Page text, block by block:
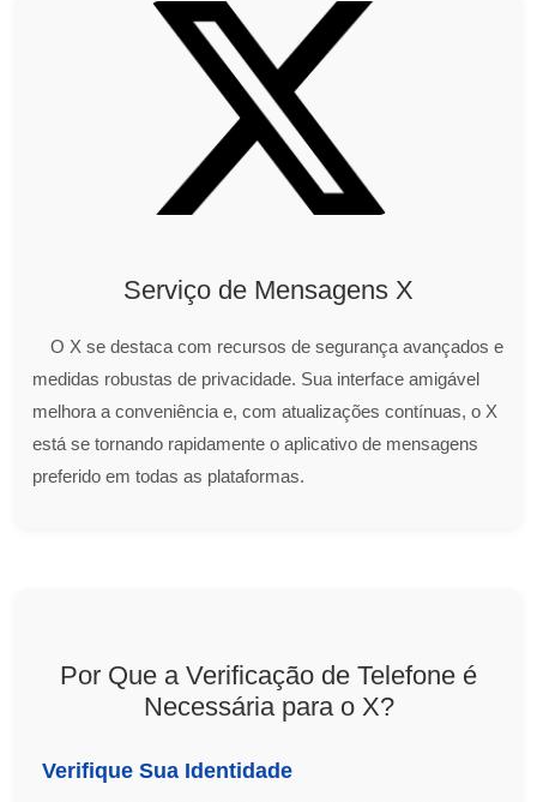
Serviço de Mensagens X
O X se destaca com recursos de segurança avançados e
medidas robustas de privacidade. Sua interface amigável
melhora a conveniência e, com atualizações contínuas, o X
está se tornando rapidamente o aplicativo de mensagens
preferido em todas as plataformas.
Por Que a Verificação de Telefone é
Necessária para o X?
Verifique Sua Identidade